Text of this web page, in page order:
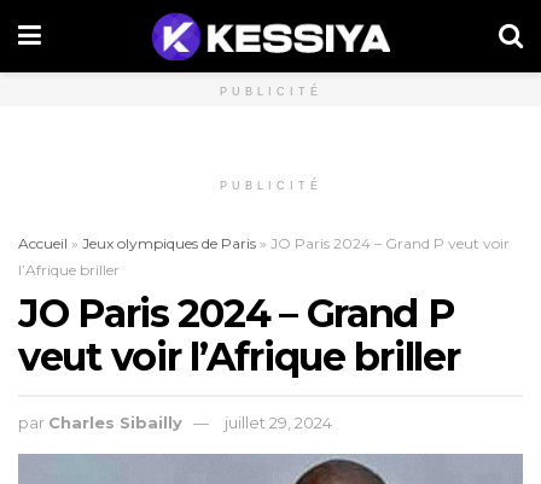
PUBLICITÉ
PUBLICITÉ
Accueil » Jeux olympiques de Paris » JO Paris 2024 – Grand P veut voir
l’Afrique briller
JO Paris 2024 – Grand P
veut voir l’Afrique briller
par Charles Sibailly juillet 29, 2024